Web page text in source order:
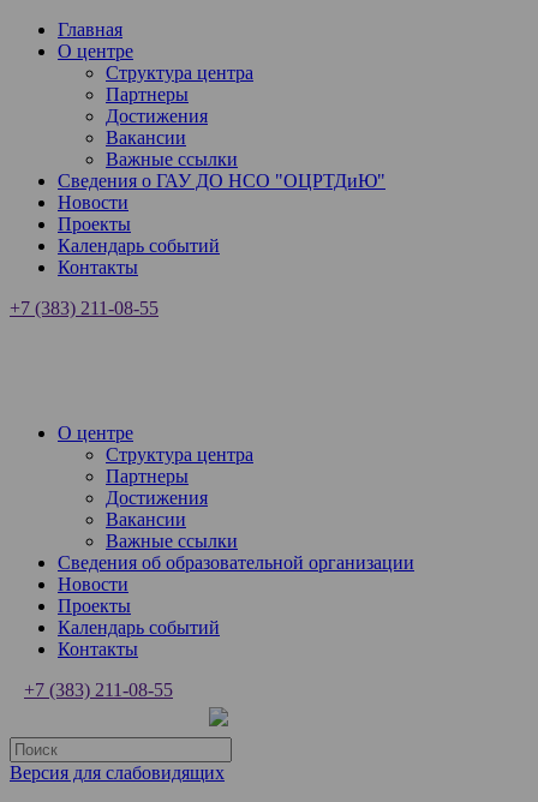
Главная
О центре
Структура центра
Партнеры
Достижения
Вакансии
Важные ссылки
Сведения о ГАУ ДО НСО "ОЦРТДиЮ"
Новости
Проекты
Календарь событий
Контакты
+7 (383) 211-08-55
О центре
Структура центра
Партнеры
Достижения
Вакансии
Важные ссылки
Сведения об образовательной организации
Новости
Проекты
Календарь событий
Контакты
+7 (383) 211-08-55
Версия для слабовидящих